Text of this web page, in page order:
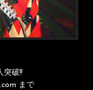
突破!!
まで